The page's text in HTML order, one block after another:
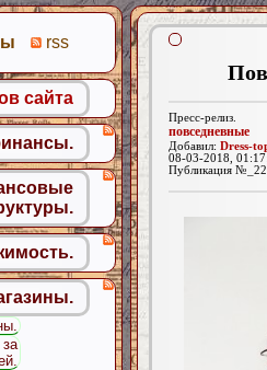
Пресс-релиз.
повседневные
Добавил: Dress-
08-03-2018,
Публикация
rss
сайта